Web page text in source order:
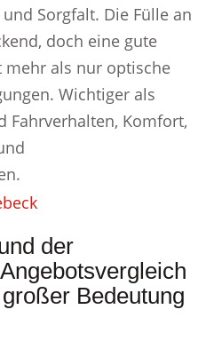
Sorgfalt. Die Fülle an
doch eine gute
mehr als nur optische
Wichtiger als
Fahrverhalten, Komfort,
der
Bedeutung